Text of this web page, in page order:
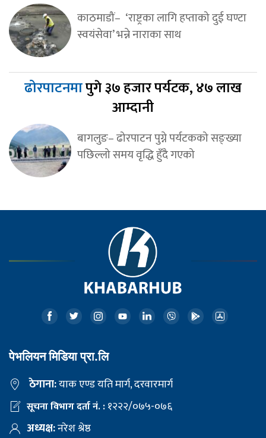
काठमाडौं– ‘राष्ट्रका लागि हप्ताको दुई घण्टा
स्वयंसेवा’ भन्ने नाराका साथ
ढोरपाटनमापुगे ३७ हजार पर्यटक, ४७ लाख
आम्दानी
बागलुङ– ढोरपाटन पुग्ने पर्यटकको सङ्ख्या
पछिल्लो समय वृद्धि हुँदै गएको
पेभलियन मिडिया प्रा.लि
ठेगाना:याक एण्ड यति मार्ग, दरवारमार्ग
सूचना विभाग दर्ता नं. :१२२२/०७५-०७६
अध्यक्ष:नरेश श्रेष्ठ